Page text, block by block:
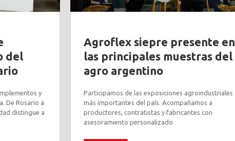
del
y
De Rosario a
distingue a
Agroflex siepre presente en
las principales muestras del
agro argentino
Participamos de las exposiciones agroindustriales
más importantes del país. Acompañamos a
productores, contratistas y fabricantes con
asesoramiento personalizado